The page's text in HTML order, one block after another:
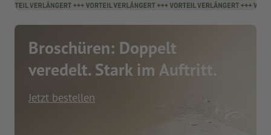
Broschüren: Doppelt
veredelt. Stark im Auftritt.
Jetzt bestellen